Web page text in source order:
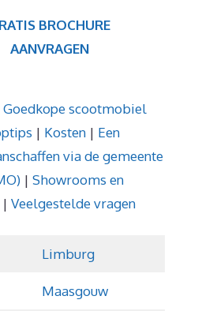
BROCHURE
AANVRAGEN
Goedkope scootmobiel
| Kosten | Een
via de gemeente
| Showrooms en
| Veelgestelde vragen
Limburg
Maasgouw